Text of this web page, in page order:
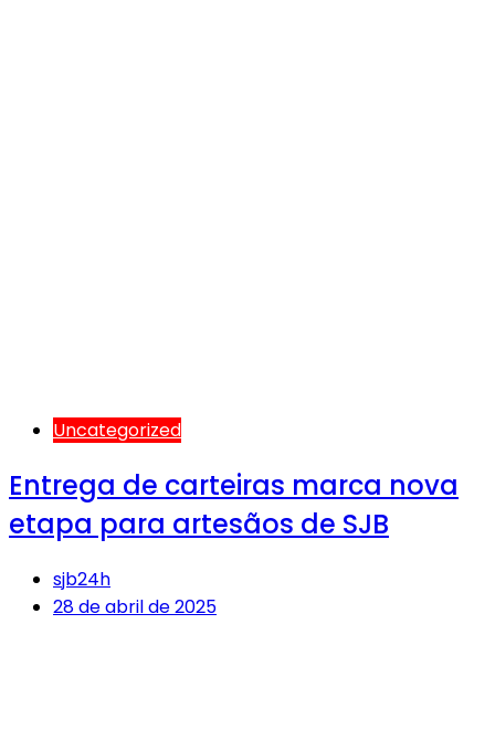
Uncategorized
Entrega de carteiras marca nova
etapa para artesãos de SJB
sjb24h
28 de abril de 2025